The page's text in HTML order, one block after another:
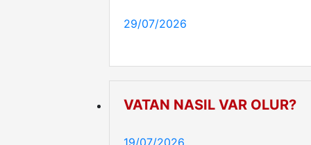
29/07/2026
VATAN NASIL VAR OLUR?
19/07/2026